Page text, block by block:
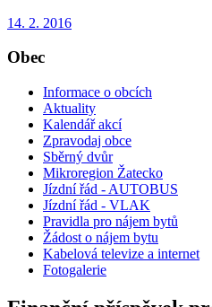
14. 2. 2016
Obec
Informace o obcích
Aktuality
Kalendář akcí
Zpravodaj obce
Sběrný dvůr
Mikroregion Žatecko
Jízdní řád - AUTOBUS
Jízdní řád - VLAK
Pravidla pro nájem bytů
Žádost o nájem bytu
Kabelová televize a internet
Fotogalerie